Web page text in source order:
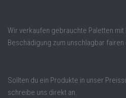
Wir verkaufen gebrauchte Paletten
Beschädigung zum unschlagbar
Sollten du ein Produkte in unser
schreibe uns direkt an.